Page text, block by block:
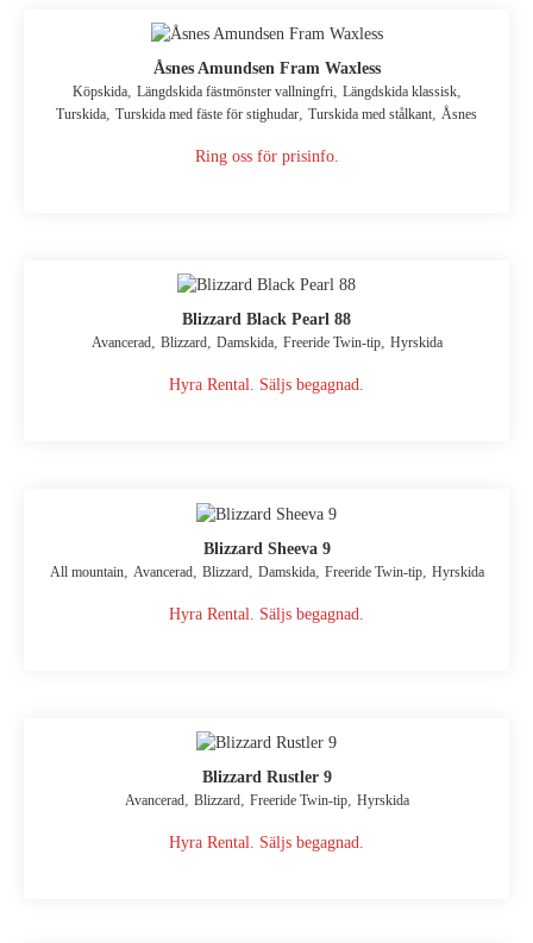
Åsnes Amundsen Fram Waxless
Köpskida, Längdskida fästmönster vallningfri, Längdskida klassisk,
Turskida Turskida med fäste för stighudar Turskida med stålkant Åsnes
Ring oss för prisinfo.
Blizzard Black Pearl 88
Avancerad, Blizzard, Damskida, Freeride Twin-tip, Hyrskida
Hyra Rental. Säljs begagnad.
Blizzard Sheeva 9
All mountain, Avancerad, Blizzard, Damskida, Freeride Twin-tip, Hyrskida
Hyra Rental. Säljs begagnad.
Blizzard Rustler 9
Avancerad, Blizzard, Freeride Twin-tip, Hyrskida
Hyra Rental. Säljs begagnad.